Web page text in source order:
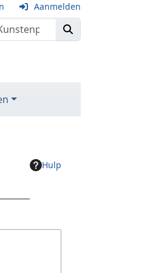
Aanmelden
Hulp